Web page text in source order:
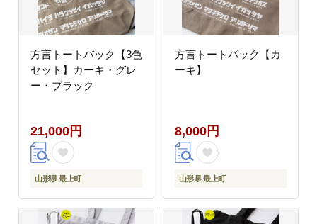
方言トートバック【3色
セット】カーキ・グレ
ー・ブラック
21,000円
山形県 最上町
方言トートバック【カ
ーキ】
8,000円
山形県 最上町